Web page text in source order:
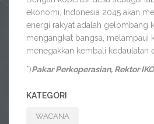
ekonomi, Indonesia 2045 akan
energi rakyat adalah gelombang
mengangkat bangsa, melampaui
menegakkan kembali kedaulatan
*)Pakar Perkoperasian, Rektor
KATEGORI
WACANA